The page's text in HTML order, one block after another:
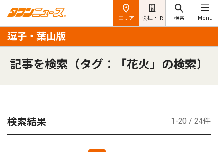
エリア 会社・IR 検索 Menu
逗子・葉山版
記事を検索（タグ：「花火」の検索）
検索結果 1-20 / 24件